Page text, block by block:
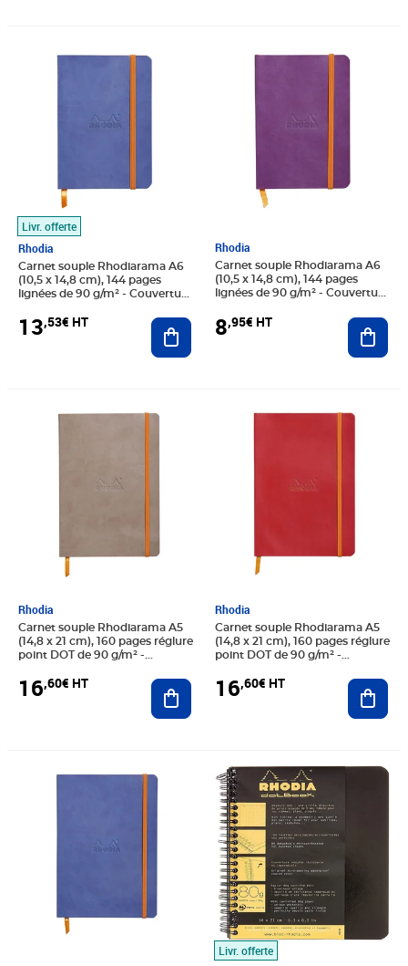
Livr. offerte
Rhodia
Carnet souple Rhodiarama A6
(10,5 x 14,8 cm), 144 pages
lignées de 90 g/m² - Couverture
13,53€ HT Ajouter au panier
Rhodia
Carnet souple Rhodiarama A6
(10,5 x 14,8 cm), 144 pages
lignées de 90 g/m² - Couverture
8,95€ HT
Prix 8,95€ HT
Rhodia
Carnet souple Rhodiarama A5
(14,8 x 21 cm), 160 pages réglure
point DOT de 90 g/m² -
16,60€ HT
Prix 16,60€ HT
Ajouter au panier
Rhodia
Carnet souple Rhodiarama A5
(14,8 x 21 cm), 160 pages réglure
point DOT de 90 g/m² -
16,60€ HT
Prix 16,60€ HT
Prix 15,22€ HT
Livr. offerte
Prix 18,23€ HT